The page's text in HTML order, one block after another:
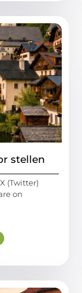
stellen
(Twitter)
on